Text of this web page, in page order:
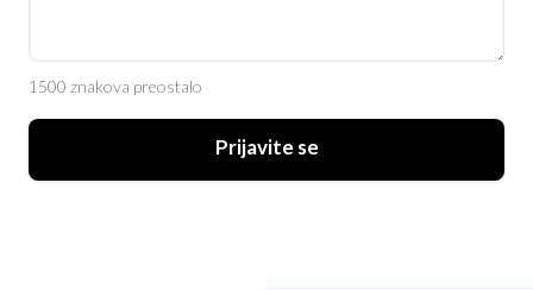
1500 znakova preostalo
Prijavite se